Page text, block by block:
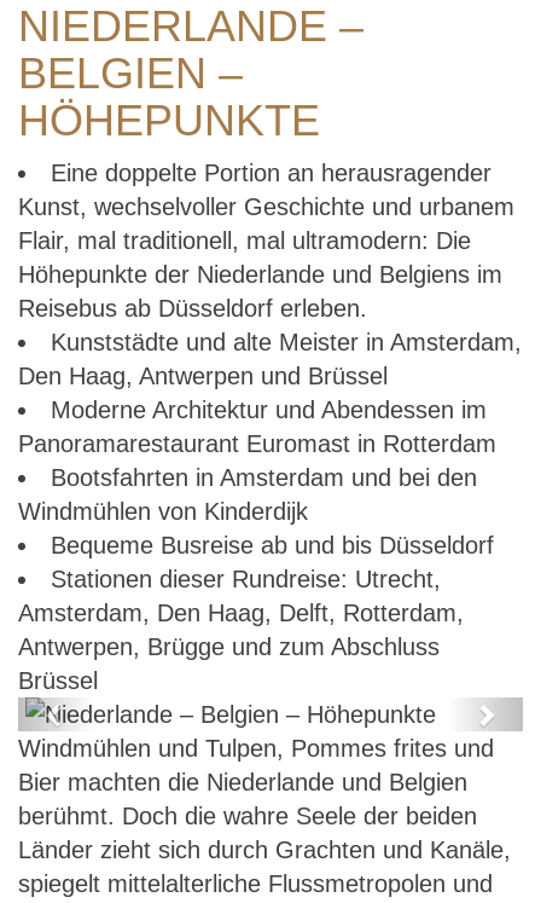
NIEDERLANDE –
BELGIEN –
HÖHEPUNKTE
Eine doppelte Portion an herausragender
Kunst, wechselvoller Geschichte und urbanem
Flair, mal traditionell, mal ultramodern: Die
Höhepunkte der Niederlande und Belgiens im
Reisebus ab Düsseldorf erleben.
Kunststädte und alte Meister in Amsterdam,
Den Haag, Antwerpen und Brüssel
Moderne Architektur und Abendessen im
Panoramarestaurant Euromast in Rotterdam
Bootsfahrten in Amsterdam und bei den
Windmühlen von Kinderdijk
Bequeme Busreise ab und bis Düsseldorf
Stationen dieser Rundreise: Utrecht,
Amsterdam, Den Haag, Delft, Rotterdam,
Antwerpen, Brügge und zum Abschluss
Brüssel
Niederlande – Belgien –
Höhepunkte
Previous
Next
Windmühlen und Tulpen, Pommes frites und
Bier machten die Niederlande und Belgien
berühmt. Doch die wahre Seele der beiden
Länder zieht sich durch Grachten und Kanäle,
spiegelt mittelalterliche Flussmetropolen und